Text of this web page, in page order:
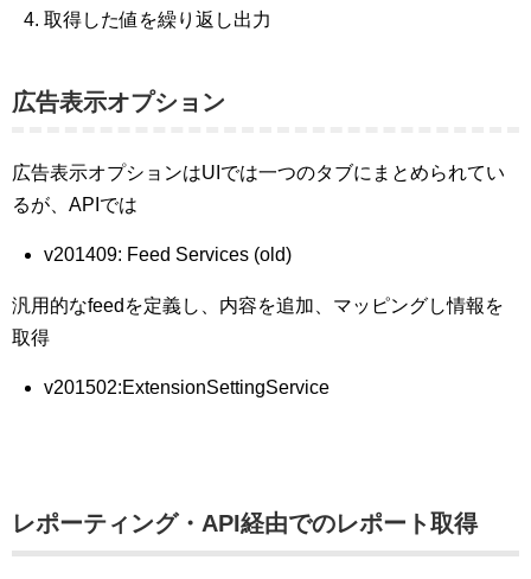
取得した値を繰り返し出力
広告表示オプション
広告表示オプションはUIでは一つのタブにまとめられてい
るが、APIでは
v201409: Feed Services (old)
汎用的なfeedを定義し、内容を追加、マッピングし情報を
取得
v201502:ExtensionSettingService
レポーティング・API経由でのレポート取得